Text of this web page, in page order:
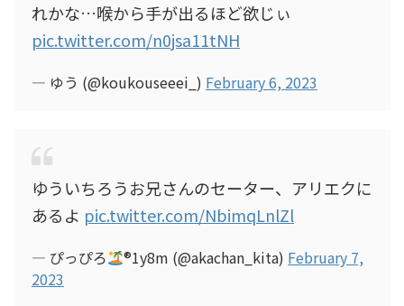
れかな…喉から手が出るほど欲じぃ
pic.twitter.com/n0jsa11tNH
— ゆう (@koukouseeei_) February 6, 2023
ゆういちろうお兄さんのセーター、アリエクに
あるよ pic.twitter.com/NbimqLnlZl
— ぴっぴろ ®︎1y8m (@akachan_kita) February 7,
2023